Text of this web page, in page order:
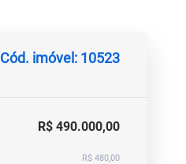
Cód. imóvel: 10523
R$ 490.000,00
R$ 480,00